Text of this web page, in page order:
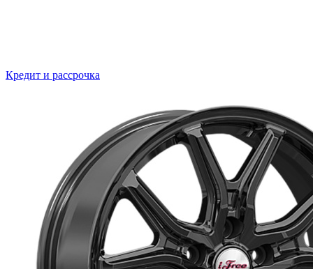
Кредит и рассрочка